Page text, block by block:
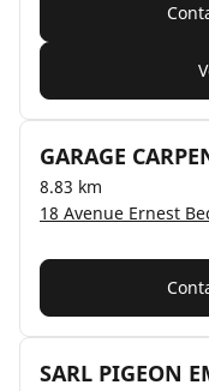
GARAGE
8.83 km
18 Avenue Ernest
SARL PIGEON